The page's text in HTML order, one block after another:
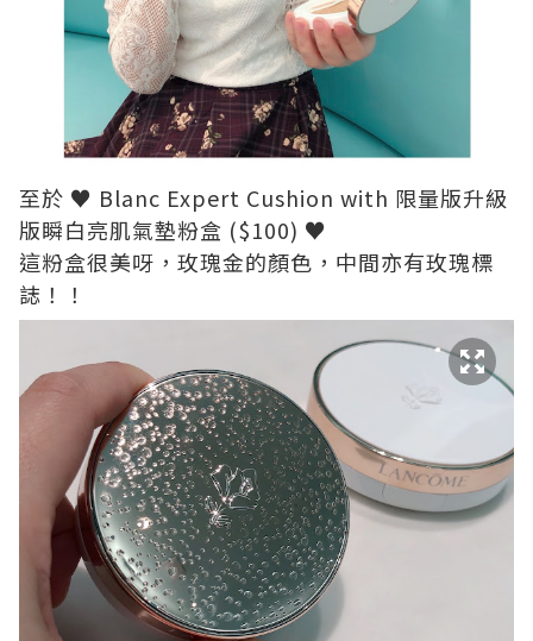
至於 ♥ Blanc Expert Cushion with 限量版升級
版瞬白亮肌氣墊粉盒 ($100) ♥
這粉盒很美呀，玫瑰金的顏色，中間亦有玫瑰標
誌！！